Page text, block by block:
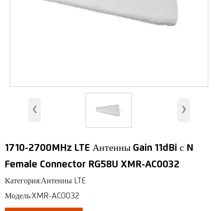
Антенны GSM/UMTS
Антенны базовых станций
Антенна безопасности
Антенна VHF, UHF
RF-коннектор
‹ ›
1710-2700MHz LTE Антенны Gain 11dBi с N
Female Connector RG58U XMR-AC0032
Категория:Антенны LTE
Модель:XMR-AC0032